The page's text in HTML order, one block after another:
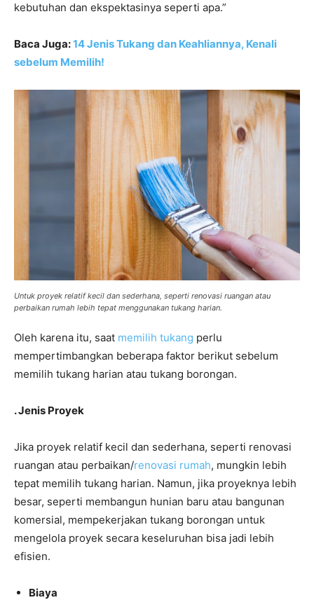
kebutuhan dan ekspektasinya seperti apa.”
Baca Juga:14 Jenis Tukang dan Keahliannya, Kenali
sebelum Memilih!
Untuk proyek relatif kecil dan sederhana, seperti renovasi ruangan atau
perbaikan rumah lebih tepat menggunakan tukang harian.
Oleh karena itu, saat memilih tukang perlu
mempertimbangkan beberapa faktor berikut sebelum
memilih tukang harian atau tukang borongan.
. Jenis Proyek
Jika proyek relatif kecil dan sederhana, seperti renovasi
ruangan atau perbaikan/renovasi rumah, mungkin lebih
tepat memilih tukang harian. Namun, jika proyeknya lebih
besar, seperti membangun hunian baru atau bangunan
komersial, mempekerjakan tukang borongan untuk
mengelola proyek secara keseluruhan bisa jadi lebih
efisien.
Biaya